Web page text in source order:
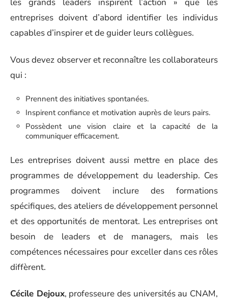
entreprises doivent d’abord identifier les individus
capables d’inspirer et de guider leurs collègues.
Vous devez observer et reconnaître les collaborateurs
qui :
Prennent des initiatives spontanées.
Inspirent confiance et motivation auprès de leurs pairs.
Possèdent une vision claire et la capacité de la
communiquer efficacement.
Les entreprises doivent aussi mettre en place des
programmes de développement du leadership. Ces
programmes doivent inclure des formations
spécifiques, des ateliers de développement personnel
et des opportunités de mentorat. Les entreprises ont
besoin de leaders et de managers, mais les
compétences nécessaires pour exceller dans ces rôles
diffèrent.
Cécile Dejoux, professeure des universités au CNAM,